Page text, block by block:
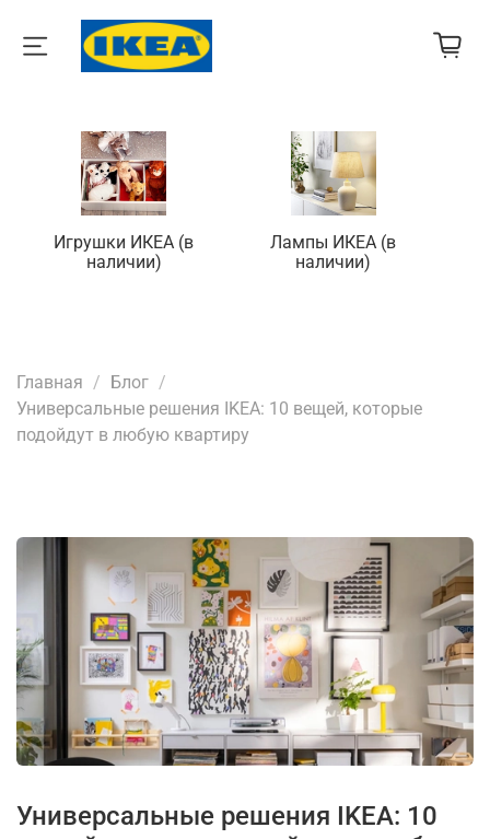
Игрушки ИКЕА (в
наличии)
Лампы ИКЕА (в
наличии)
Главная
Блог
Универсальные решения IKEA: 10 вещей, которые
подойдут в любую квартиру
Универсальные решения IKEA: 10